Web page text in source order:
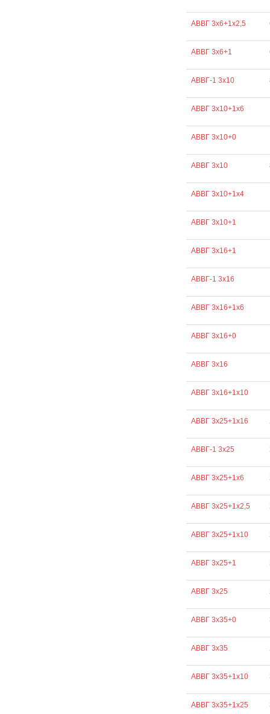
АВВГ 3х6+1х2,5
АВВГ 3х6+1
АВВГ-1 3х10
АВВГ 3х10+1х6
АВВГ 3х10+0
АВВГ 3х10
АВВГ 3х10+1х4
АВВГ 3х10+1
АВВГ 3х16+1
АВВГ-1 3х16
АВВГ 3х16+1х6
АВВГ 3х16+0
АВВГ 3х16
АВВГ 3х16+1х10
АВВГ 3х25+1х16
АВВГ-1 3х25
АВВГ 3х25+1х6
АВВГ 3х25+1х2,5
АВВГ 3х25+1х10
АВВГ 3х25+1
АВВГ 3х25
АВВГ 3х35+0
АВВГ 3х35
АВВГ 3х35+1х10
АВВГ 3х35+1х25